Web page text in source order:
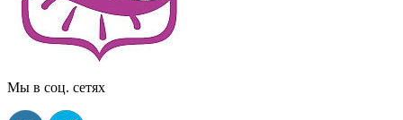
Мы в соц. сетях